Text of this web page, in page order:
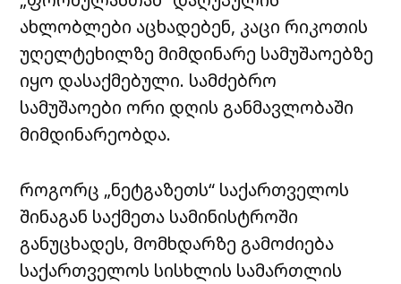
ახლობლები აცხადებენ, კაცი რიკოთის
უღელტეხილზე მიმდინარე სამუშაოებზე
იყო დასაქმებული. სამძებრო
სამუშაოები ორი დღის განმავლობაში
მიმდინარეობდა.
როგორც „ნეტგაზეთს“ საქართველოს
შინაგან საქმეთა სამინისტროში
განუცხადეს, მომხდარზე გამოძიება
საქართველოს სისხლის სამართლის